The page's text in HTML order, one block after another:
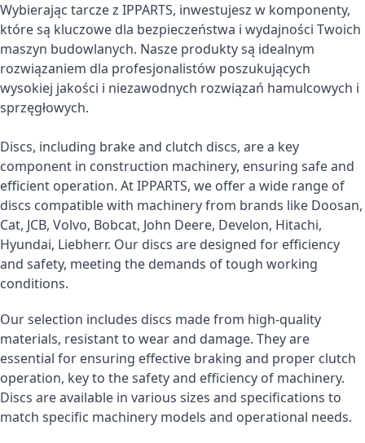
Wybierając tarcze z IPPARTS, inwestujesz w komponenty,
które są kluczowe dla bezpieczeństwa i wydajności Twoich
maszyn budowlanych. Nasze produkty są idealnym
rozwiązaniem dla profesjonalistów poszukujących
wysokiej jakości i niezawodnych rozwiązań hamulcowych i
sprzęgłowych.
Discs, including brake and clutch discs, are a key
component in construction machinery, ensuring safe and
efficient operation. At IPPARTS, we offer a wide range of
discs compatible with machinery from brands like Doosan,
Cat, JCB, Volvo, Bobcat, John Deere, Develon, Hitachi,
Hyundai, Liebherr. Our discs are designed for efficiency
and safety, meeting the demands of tough working
conditions.
Our selection includes discs made from high-quality
materials, resistant to wear and damage. They are
essential for ensuring effective braking and proper clutch
operation, key to the safety and efficiency of machinery.
Discs are available in various sizes and specifications to
match specific machinery models and operational needs.